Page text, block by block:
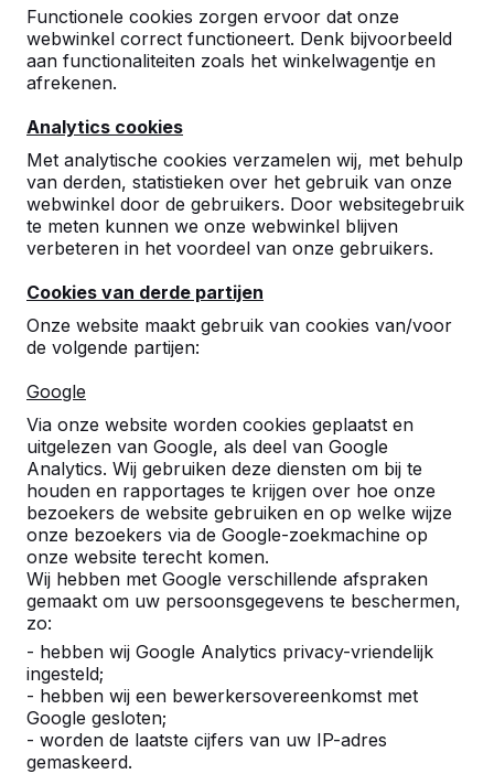
Functionele cookies zorgen ervoor dat onze
webwinkel correct functioneert. Denk bijvoorbeeld
aan functionaliteiten zoals het winkelwagentje en
afrekenen.
Analytics cookies
Met analytische cookies verzamelen wij, met behulp
van derden, statistieken over het gebruik van onze
webwinkel door de gebruikers. Door websitegebruik
te meten kunnen we onze webwinkel blijven
verbeteren in het voordeel van onze gebruikers.
Cookies van derde partijen
Onze website maakt gebruik van cookies van/voor
de volgende partijen:
Google
Via onze website worden cookies geplaatst en
uitgelezen van Google, als deel van Google
Analytics. Wij gebruiken deze diensten om bij te
houden en rapportages te krijgen over hoe onze
bezoekers de website gebruiken en op welke wijze
onze bezoekers via de Google-zoekmachine op
onze website terecht komen.
Wij hebben met Google verschillende afspraken
gemaakt om uw persoonsgegevens te beschermen,
zo:
- hebben wij Google Analytics privacy-vriendelijk
ingesteld;
- hebben wij een bewerkersovereenkomst met
Google gesloten;
- worden de laatste cijfers van uw IP-adres
gemaskeerd.
lekker willen spelen. Heeft u er wel eens over
nagedacht om een tafelvoetbalspel buiten neer te
zetten? Dat levert natuurlijk wel wat problemen met
weersomstandigheden, horen we u denken? Gelukkig
ontwikkeld dat perfect bestand is tegen alle
weersomstandigheden. Ons buiten tafelvoetbalspel is
namelijk gemaakt van een enkel stuk beton, met
elementen van roestvrij staal en onbreekbaar
kunststof. Daar kunnen kinderen op uw schoolplein
of in uw speeltuin onbeperkt mee spelen, ongeacht
de omstandigheden!
Een tafelvoetbalspel voor
buiten
Bij HeBlad zijn we gespecialiseerd in het maken van
spellen voor buiten. We verkopen bijvoorbeeld
pingpongtafels die onverwoestbaar zijn, maar ook
schaaktafels en zelfs een pionnelspel tafel! Onze
banken en picknicktafels zijn ook vermaard in
Nederland en omstreken, je vindt onze producten
dan ook door heel Europa terug. Bestelt u bij ons een
tafelvoetbalspel voor buiten, dan kunt u er op
rekenen dat kinderen en volwassenen hier heel lang
plezier aan zullen beleven. Onze tafels zijn gemaakt
van de beste materialen. Een tafel van HeBlad is
daardoor nagenoeg onderhoudsarm. U kunt op onze
website meerdere foto's en video's zien van ons
productieproces, waarbij duidelijk wordt van wat voor
kwaliteit onze tafels zijn vervaardigd.